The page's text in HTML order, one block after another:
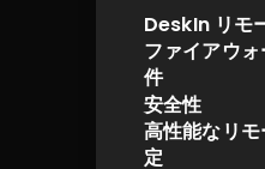
DeskIn リモ
ファイアウ
件
安全性
高性能なリ
定